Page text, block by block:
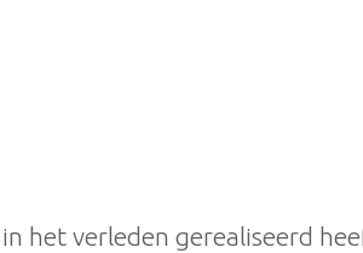
het verleden gerealiseerd